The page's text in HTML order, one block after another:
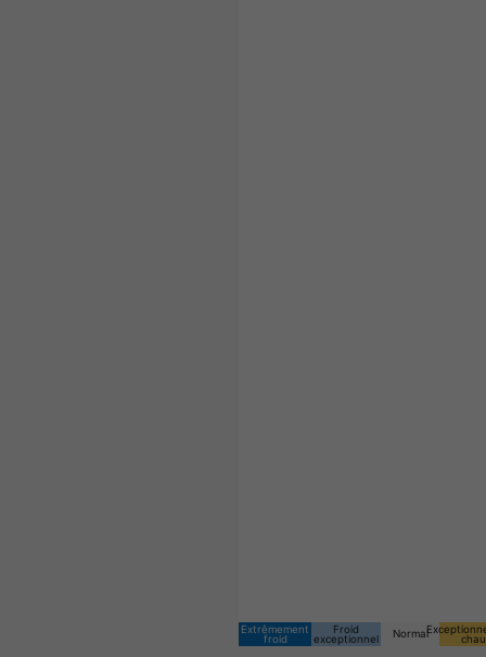
Extrêmement
froid
Froid
exceptionnel
Normal